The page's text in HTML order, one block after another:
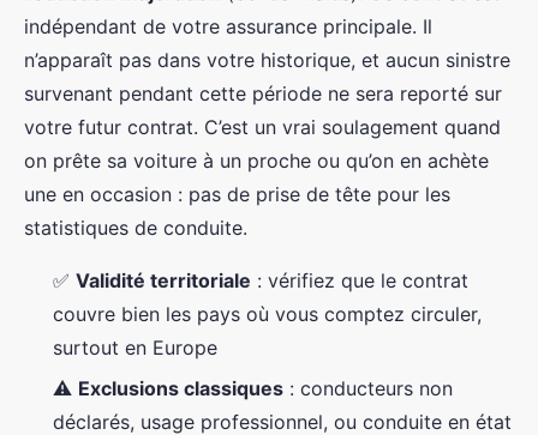
indépendant de votre assurance principale. Il
n’apparaît pas dans votre historique, et aucun sinistre
survenant pendant cette période ne sera reporté sur
votre futur contrat. C’est un vrai soulagement quand
on prête sa voiture à un proche ou qu’on en achète
une en occasion : pas de prise de tête pour les
statistiques de conduite.
✅ Validité territoriale : vérifiez que le contrat
couvre bien les pays où vous comptez circuler,
surtout en Europe
⚠️ Exclusions classiques : conducteurs non
déclarés, usage professionnel, ou conduite en état